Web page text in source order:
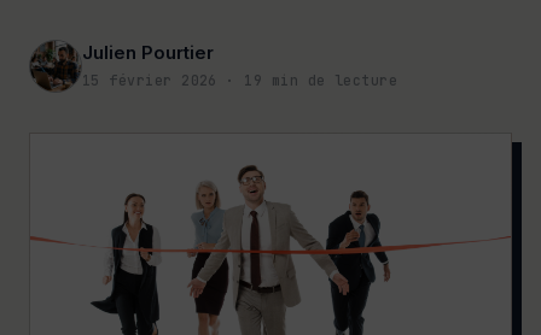
Julien Pourtier
15 février 2026 · 19 min de lecture